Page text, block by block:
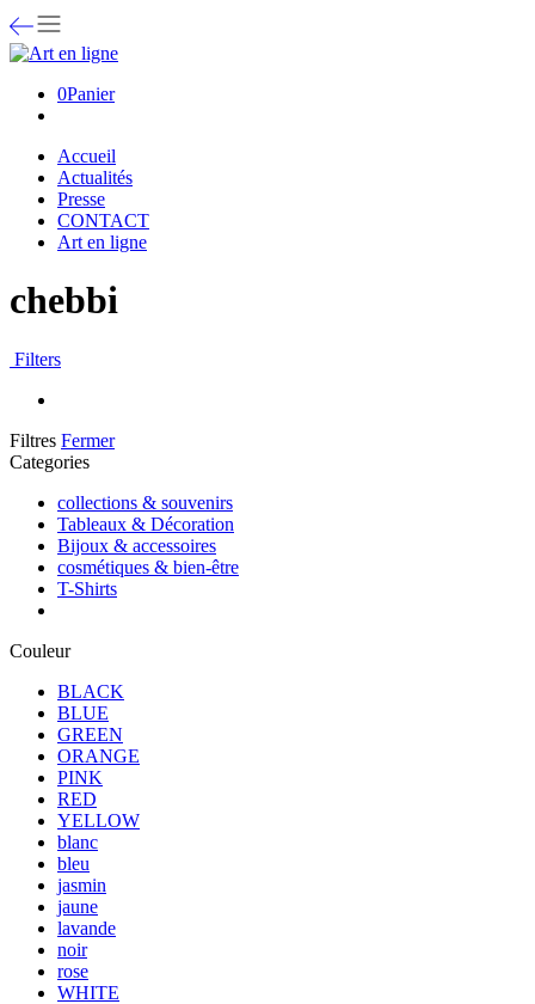
0Panier
Accueil
Actualités
Presse
CONTACT
Art en ligne
chebbi
Filters
Filtres Fermer
Categories
collections & souvenirs
Tableaux & Décoration
Bijoux & accessoires
cosmétiques & bien-être
T-Shirts
Couleur
BLACK
BLUE
GREEN
ORANGE
PINK
RED
YELLOW
blanc
bleu
jasmin
jaune
lavande
noir
rose
WHITE